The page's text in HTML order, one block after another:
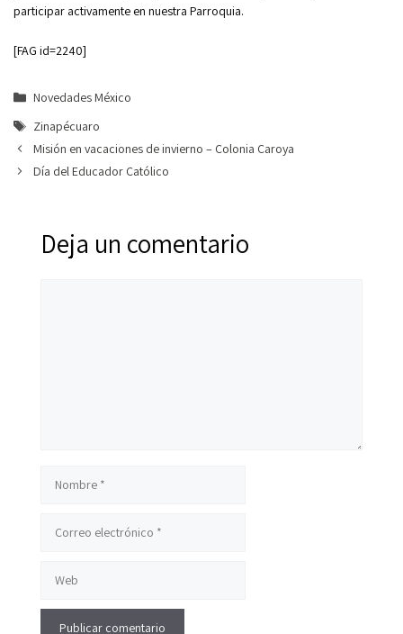
participar activamente en nuestra Parroquia.
[FAG id=2240]
Categorías
Novedades México
Etiquetas
Zinapécuaro
Misión en vacaciones de invierno – Colonia Caroya
Día del Educador Católico
Deja un comentario